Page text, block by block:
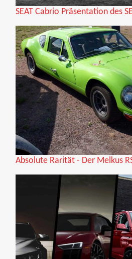
SEAT Cabrio Präsentation des
Absolute Rarität - Der Melkus